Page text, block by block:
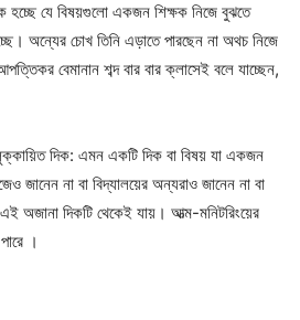
হচ্ছে যে বিষয়গুলো একজন শিক্ষক নিজে বুঝতে
অন্যের চোখ তিনি এড়াতে পারছেন না অথচ নিজে
বেমানান শব্দ বার বার ক্লাসেই বলে যাচ্ছেন,
দিক: এমন একটি দিক বা বিষয় যা একজন
জানেন না বা বিদ্যালয়ের অন্যরাও জানেন না বা
অজানা দিকটি থেকেই যায়। আত্ম-মনিটরিংয়ের
।